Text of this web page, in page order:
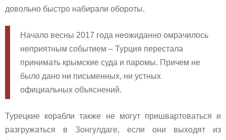
довольно быстро набирали обороты.
Начало весны 2017 года неожиданно омрачилось
неприятным событием – Турция перестала
принимать крымские суда и паромы. Причем не
было дано ни письменных, ни устных
официальных объяснений.
Турецкие корабли также не могут пришвартоваться и
разгружаться в Зонгулдаге, если они выходят из